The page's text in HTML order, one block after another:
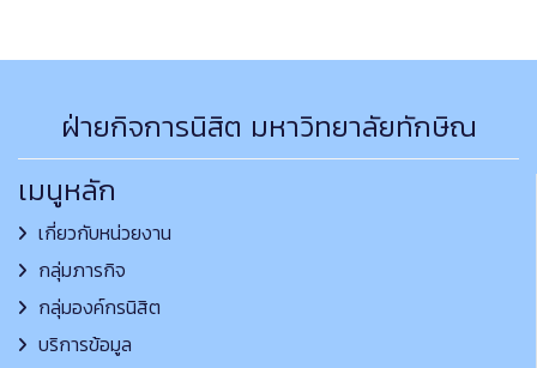
ฝ่ายกิจการนิสิต มหาวิทยาลัยทักษิณ
เมนูหลัก
เกี่ยวกับหน่วยงาน
กลุ่มภารกิจ
กลุ่มองค์กรนิสิต
บริการข้อมูล